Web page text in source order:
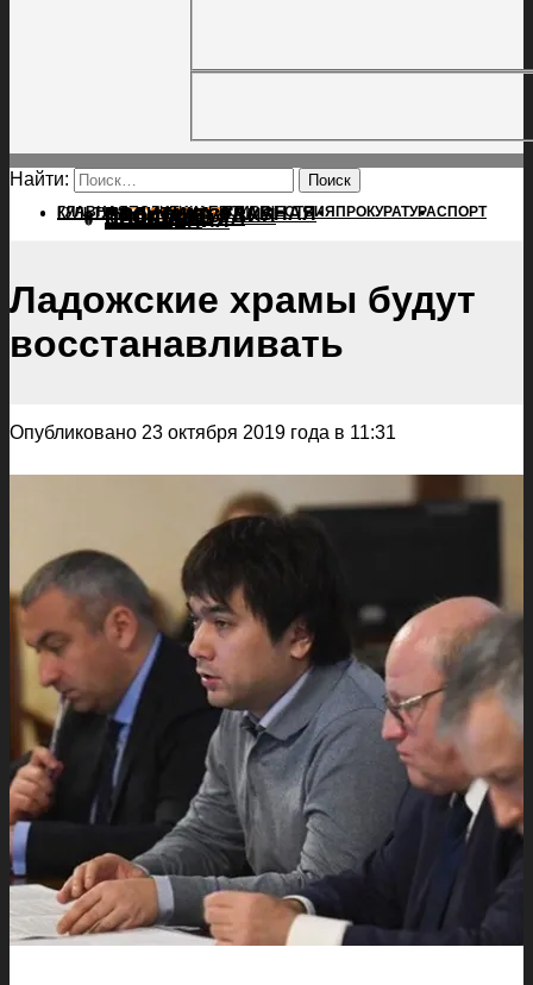
Найти:
ГЛАВНАЯПОЛИТИКАПРОИСШЕСТВИЯ ПРОКУРАТУРАСПОРТ
КУЛЬТУРАПОСЕЛЕНИЯГЛАВНАЯ
ПОЛИТИКА
ПРОИСШЕСТВИЯ
ПРОКУРАТУРА
СПОРТ
КУЛЬТУРА
ПОСЕЛЕНИЯ
Ладожские храмы будут
восстанавливать
Опубликовано 23 октября 2019 года в 11:31